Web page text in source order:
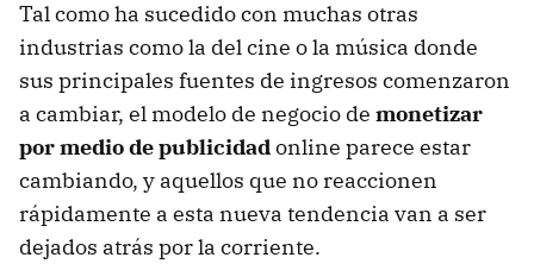
Tal como ha sucedido con muchas otras
industrias como la del cine o la música donde
sus principales fuentes de ingresos comenzaron
a cambiar, el modelo de negocio de monetizar
por medio de publicidadonline parece estar
cambiando, y aquellos que no reaccionen
rápidamente a esta nueva tendencia van a ser
dejados atrás por la corriente.